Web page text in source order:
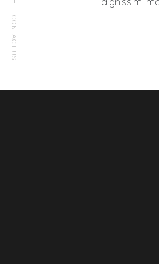
CONTACT US